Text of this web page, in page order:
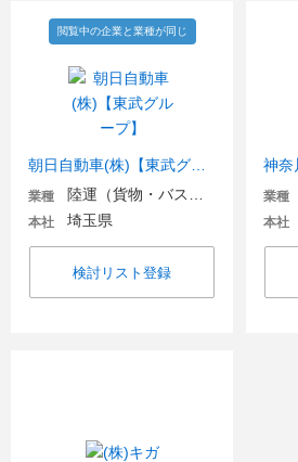
閲覧中の企業と業種が同じ
業種
本社 埼玉県
検討リスト登録
業種
本社